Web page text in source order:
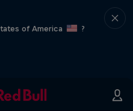
of America
?